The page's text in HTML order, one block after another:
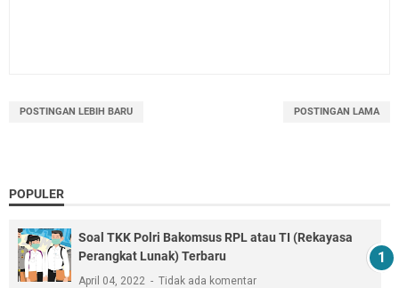
POSTINGAN LEBIH BARU POSTINGAN LAMA
POPULER
Soal TKK Polri Bakomsus RPL atau TI (Rekayasa
Perangkat Lunak) Terbaru
April 04, 2022 Tidak ada komentar